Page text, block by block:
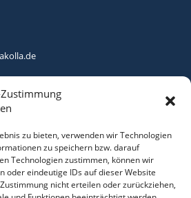
zu bieten, verwenden wir Technologien
zu speichern bzw. darauf
Technologien zustimmen, können wir
oder eindeutige IDs auf dieser Website
nicht erteilen oder zurückziehen,